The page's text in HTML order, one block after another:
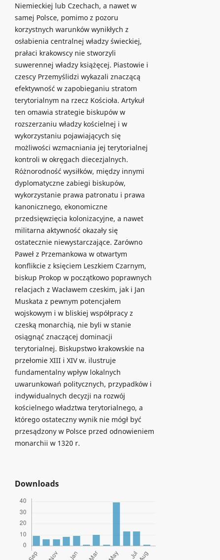
Niemieckiej lub Czechach, a nawet w
samej Polsce, pomimo z pozoru
korzystnych warunków wynikłych z
osłabienia centralnej władzy świeckiej,
prałaci krakowscy nie stworzyli
suwerennej władzy książęcej. Piastowie i
czescy Przemyślidzi wykazali znaczącą
efektywność w zapobieganiu stratom
terytorialnym na rzecz Kościoła. Artykuł
ten omawia strategie biskupów w
rozszerzaniu władzy kościelnej i w
wykorzystaniu pojawiających się
możliwości wzmacniania jej terytorialnej
kontroli w okręgach diecezjalnych.
Różnorodność wysiłków, między innymi
dyplomatyczne zabiegi biskupów,
wykorzystanie prawa patronatu i prawa
kanonicznego, ekonomiczne
przedsięwzięcia kolonizacyjne, a nawet
militarna aktywność okazały się
ostatecznie niewystarczające. Zarówno
Paweł z Przemankowa w otwartym
konflikcie z księciem Leszkiem Czarnym,
biskup Prokop w początkowo poprawnych
relacjach z Wacławem czeskim, jak i Jan
Muskata z pewnym potencjałem
wojskowym i w bliskiej współpracy z
czeską monarchią, nie byli w stanie
osiągnąć znaczącej dominacji
terytorialnej. Biskupstwo krakowskie na
przełomie XIII i XIV w. ilustruje
fundamentalny wpływ lokalnych
uwarunkowań politycznych, przypadków i
indywidualnych decyzji na rozwój
kościelnego władztwa terytorialnego, a
którego ostateczny wynik nie mógł być
przesądzony w Polsce przed odnowieniem
monarchii w 1320 r.
Downloads